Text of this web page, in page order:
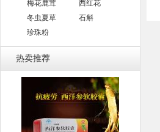
梅花鹿茸
西红花
冬虫夏草
石斛
珍珠粉
热卖推荐